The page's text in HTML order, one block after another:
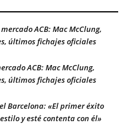
ACB: Mac McClung,
últimos fichajes oficiales
ACB: Mac McClung,
últimos fichajes oficiales
Barcelona: «El primer éxito
y esté contenta con él»